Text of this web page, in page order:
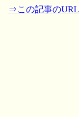
⇒この記事のURL